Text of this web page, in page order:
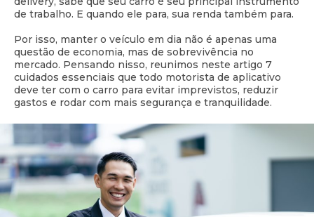
de trabalho. E quando ele para, sua renda também para.
Por isso, manter o veículo em dia não é apenas uma
questão de economia, mas de sobrevivência no
mercado. Pensando nisso, reunimos neste artigo 7
cuidados essenciais que todo motorista de aplicativo
deve ter com o carro para evitar imprevistos, reduzir
gastos e rodar com mais segurança e tranquilidade.